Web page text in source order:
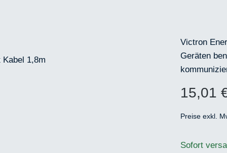
Victron
Geräten
Regulärer
15,01
Preise exkl.
Sofort